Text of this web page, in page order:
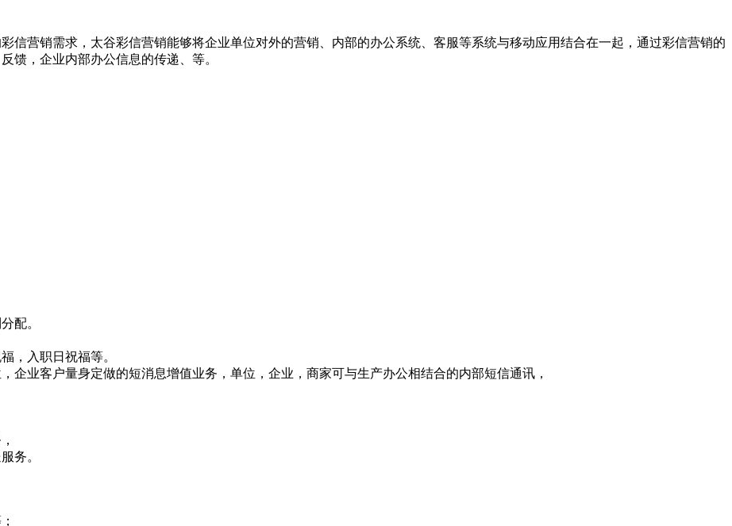
信营销需求，太谷彩信营销能够将企业单位对外的营销、内部的办公系统、客服等系统与移动应用结合在一起，通过彩信营销的
馈，企业内部办公信息的传递、等。
配。
，入职日祝福等。
企业客户量身定做的短消息增值业务，单位，企业，商家可与生产办公相结合的内部短信通讯，
务。